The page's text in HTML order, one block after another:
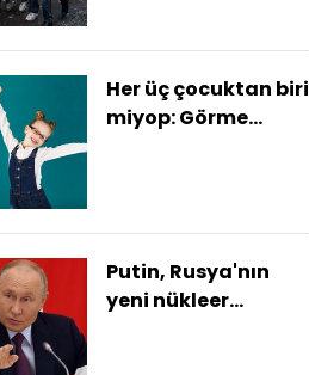
Her üç çocuktan biri
miyop: Görme
Putin, Rusya'nın
yeni nükleer